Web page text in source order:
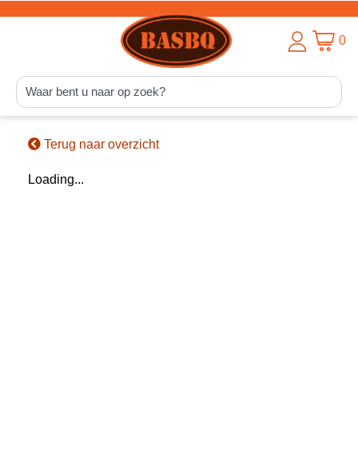
0
Terug naar overzicht
Loading...